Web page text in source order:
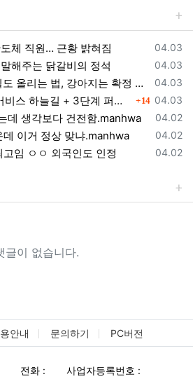
등록일
04.03
체 직원… 근황 밝혀짐
등록일
04.03
해주는 닭갈비의 정석
등록일
04.03
붉은사막-반려동물 친밀도 올리는 법, 강아지는 확정 고양이는 조건 확인
등록일
04.03
챕터9 퍼즐 막혔다면? 어비스 하늘길 + 3단계 퍼즐 공략 순서 정리 (길찾기 포함) 댓글
14
등록일
04.02
데 생각보다 건전함.manhwa
등록일
04.02
이거 정상 맞냐.manhwa
등록일
04.02
임 ㅇㅇ 외국인도 인정
글이 없습니다.
안내 문의하기 PC버전
전화 : 사업자등록번호 :